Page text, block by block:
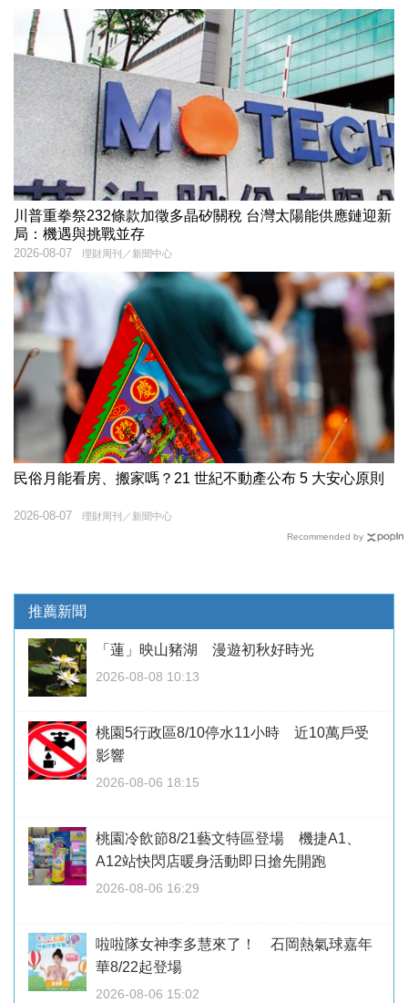
川普重拳祭232條款加徵多晶矽關稅 台灣太陽能供應鏈迎新
局：機遇與挑戰並存
理財周刊／新聞中心
2026-08-07
民俗月能看房、搬家嗎？21 世紀不動產公布 5 大安心原則
理財周刊／新聞中心
2026-08-07
Recommended by
推薦新聞
「蓮」映山豬湖 漫遊初秋好時光
2026-08-08 10:13
桃園5行政區8/10停水11小時 近10萬戶受
影響
2026-08-06 18:15
桃園冷飲節8/21藝文特區登場 機捷A1、
A12站快閃店暖身活動即日搶先開跑
2026-08-06 16:29
啦啦隊女神李多慧來了！ 石岡熱氣球嘉年
華8/22起登場
2026-08-06 15:02